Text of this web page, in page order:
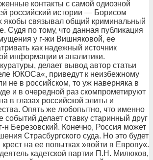
контакты с самой одиозной
российский истории — Борисом
якобы связывал общий криминальный
Судя по тому, что данная публикация
у г-жи Вишняковой, ее
как надежный источник
информации и аналитики.
делает вывод автор статьи
ЮКОСа«, приведут к неизбежному
не в российском, то уж наверняка в
и в очередной раз скомпрометируют
в глазах российской элиты и
Опять же любопытно, что именно
событий делает ставку старинный друг
н Березовский. Конечно, Россия может
Страсбургского суда. Но это будет
на ее попытках »войти в Европу«.
кадетской партии П.Н. Милюков,